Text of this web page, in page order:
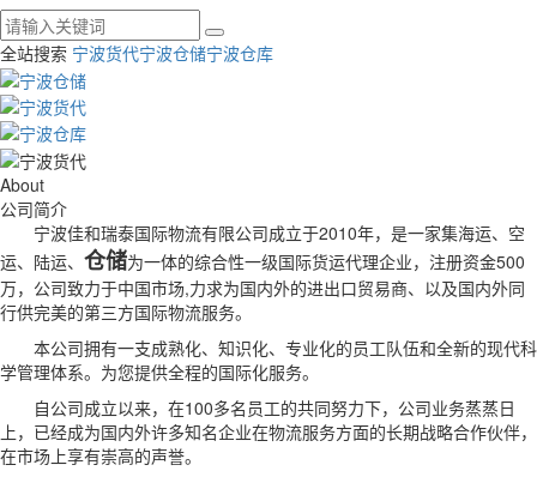
全站搜索 宁波货代宁波仓储宁波仓库
About
公司简介
宁波佳和瑞泰国际物流有限公司成立于2010年，是一家集海运、空
运、陆运、 仓储为一体的综合性一级国际货运代理企业，注册资金500
万，公司致力于中国市场,力求为国内外的进出口贸易商、以及国内外同
行供完美的第三方国际物流服务。
本公司拥有一支成熟化、知识化、专业化的员工队伍和全新的现代科
学管理体系。为您提供全程的国际化服务。
自公司成立以来，在100多名员工的共同努力下，公司业务蒸蒸日
上，已经成为国内外许多知名企业在物流服务方面的长期战略合作伙伴，
在市场上享有崇高的声誉。